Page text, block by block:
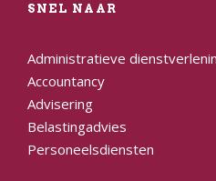
SNEL NAAR
Administratieve
Accountancy
Advisering
Belastingadvies
Personeelsdiensten